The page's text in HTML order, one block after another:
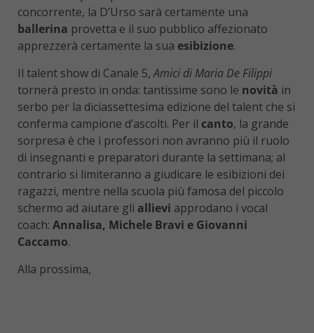
concorrente, la D’Urso sarà certamente una
ballerina provetta e il suo pubblico affezionato
apprezzerà certamente la sua esibizione.
Il talent show di Canale 5,Amici di Maria De Filippi
tornerà presto in onda: tantissime sono le novità in
serbo per la diciassettesima edizione del talent che si
conferma campione d’ascolti. Per il canto, la grande
sorpresa è che i professori non avranno più il ruolo
di insegnanti e preparatori durante la settimana; al
contrario si limiteranno a giudicare le esibizioni dei
ragazzi, mentre nella scuola più famosa del piccolo
schermo ad aiutare gli allievi approdano i vocal
coach: Annalisa, Michele Bravi e Giovanni
Caccamo.
Alla prossima,